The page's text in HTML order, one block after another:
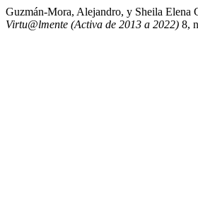
Guzmán-Mora, Alejandro, y Sheila Elena
Virtu@lmente (Activa de 2013 a 2022) 8,